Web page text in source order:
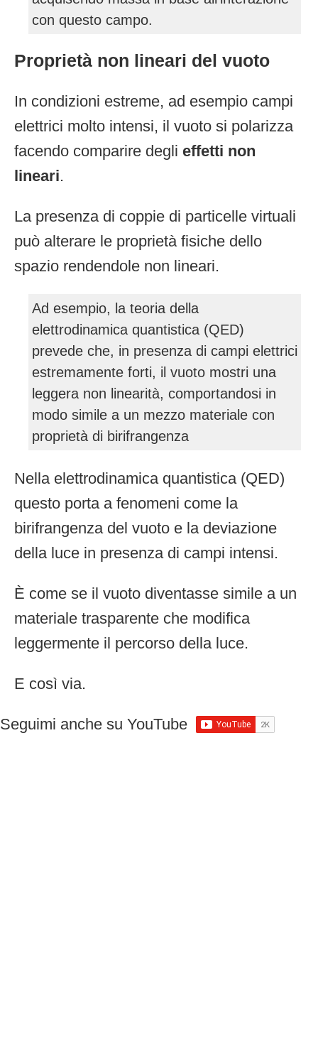
con questo campo.
Proprietà non lineari del vuoto
In condizioni estreme, ad esempio campi
elettrici molto intensi, il vuoto si polarizza
facendo comparire degli effetti non
lineari.
La presenza di coppie di particelle virtuali
può alterare le proprietà fisiche dello
spazio rendendole non lineari.
Ad esempio, la teoria della
elettrodinamica quantistica (QED)
prevede che, in presenza di campi elettrici
estremamente forti, il vuoto mostri una
leggera non linearità, comportandosi in
modo simile a un mezzo materiale con
proprietà di birifrangenza
Nella elettrodinamica quantistica (QED)
questo porta a fenomeni come la
birifrangenza del vuoto e la deviazione
della luce in presenza di campi intensi.
È come se il vuoto diventasse simile a un
materiale trasparente che modifica
leggermente il percorso della luce.
E così via.
Seguimi anche su YouTube